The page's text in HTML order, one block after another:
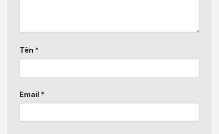
Tên *
Email *